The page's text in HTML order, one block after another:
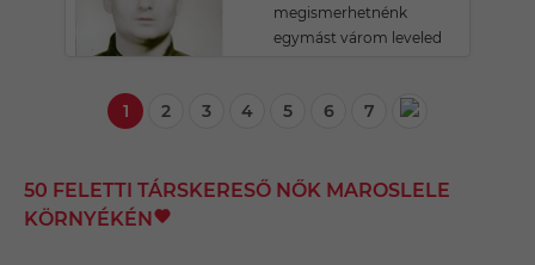
megismerhetnénk
egymást várom leveled
1 2 3 4 5 6 7
50 FELETTI TÁRSKERESŐ NŐK MAROSLELE
KÖRNYÉKÉN